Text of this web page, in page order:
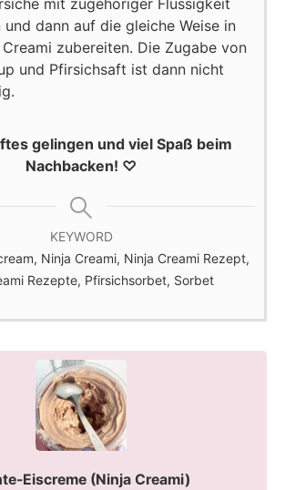
mit zugehöriger Flüssigkeit
und dann auf die gleiche Weise in
zubereiten. Die Zugabe von
und Pfirsichsaft ist dann nicht
gelingen und viel Spaß beim
Nachbacken! ♡
KEYWORD
Ninja Creami, Ninja Creami Rezept,
Rezepte, Pfirsichsorbet, Sorbet
Eiscreme (Ninja Creami)